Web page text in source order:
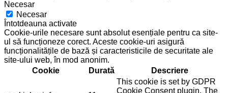
Necesar
Necesar
Întotdeauna activate
Cookie-urile necesare sunt absolut esențiale pentru ca site-
ul să funcționeze corect. Aceste cookie-uri asigură
funcționalitățile de bază și caracteristicile de securitate ale
site-ului web, în mod anonim.
Cookie
Durată Descriere
This cookie is set by GDPR
Cookie Consent plugin. The